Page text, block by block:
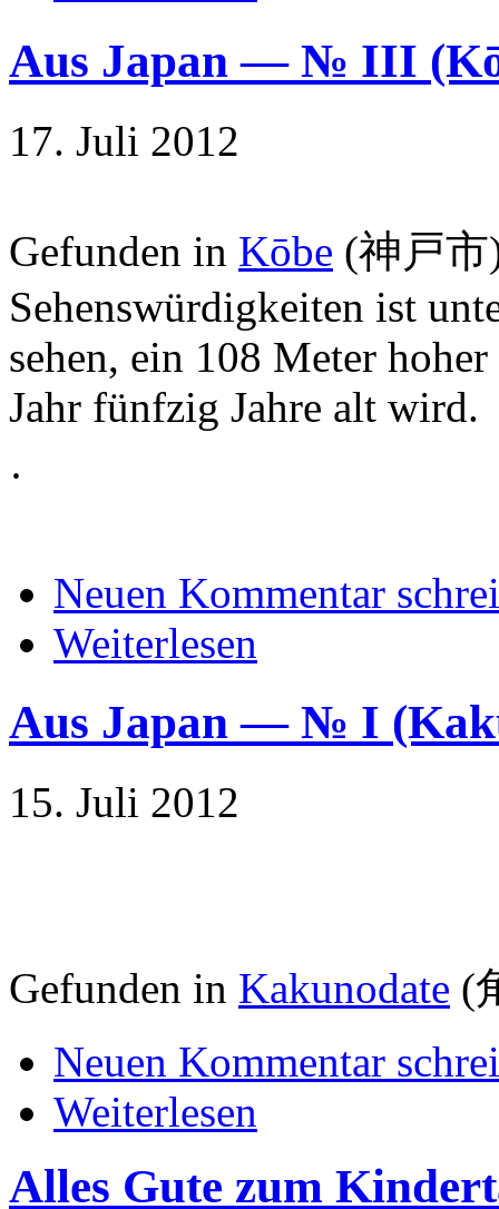
Aus Japan — № III
17. Juli 2012
Gefunden in Kōbe (神戸市
Sehenswürdigkeiten ist
sehen, ein 108 Meter
Jahr fünfzig Jahre alt wird.
·
Neuen Kommentar
Weiterlesen
Aus Japan — № I
15. Juli 2012
Gefunden in Kakunodate (
Neuen Kommentar
Weiterlesen
Alles Gute zum